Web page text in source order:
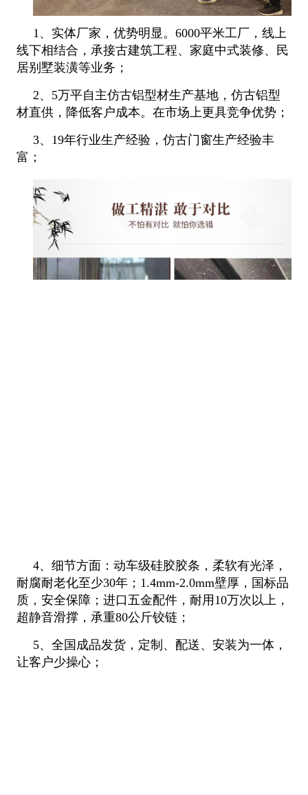
1、实体厂家，优势明显。6000平米工厂，线上
线下相结合，承接古建筑工程、家庭中式装修、民
居别墅装潢等业务；
2、5万平自主仿古铝型材生产基地，仿古铝型
材直供，降低客户成本。在市场上更具竞争优势；
3、19年行业生产经验，仿古门窗生产经验丰
富；
4、细节方面：动车级硅胶胶条，柔软有光泽，
耐腐耐老化至少30年；1.4mm-2.0mm壁厚，国标品
质，安全保障；进口五金配件，耐用10万次以上，
超静音滑撑，承重80公斤铰链；
5、全国成品发货，定制、配送、安装为一体，
让客户少操心；